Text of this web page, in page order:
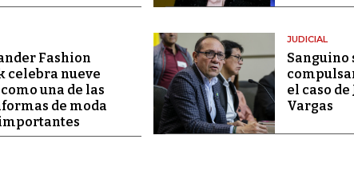
Fashion
celebra nueve
una de las
de moda
JUDICIAL
Sanguino
el caso
Vargas